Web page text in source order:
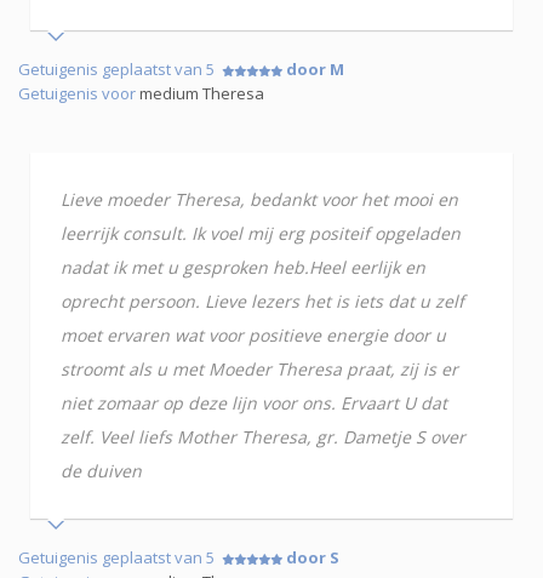
Getuigenis geplaatst van 5
door M
Getuigenis voormedium Theresa
Lieve moeder Theresa, bedankt voor het mooi en
leerrijk consult. Ik voel mij erg positeif opgeladen
nadat ik met u gesproken heb.Heel eerlijk en
oprecht persoon. Lieve lezers het is iets dat u zelf
moet ervaren wat voor positieve energie door u
stroomt als u met Moeder Theresa praat, zij is er
niet zomaar op deze lijn voor ons. Ervaart U dat
zelf. Veel liefs Mother Theresa, gr. Dametje S over
de duiven
Getuigenis geplaatst van 5
door S